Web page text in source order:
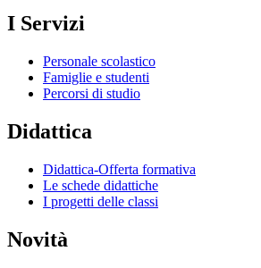
I Servizi
Personale scolastico
Famiglie e studenti
Percorsi di studio
Didattica
Didattica-Offerta formativa
Le schede didattiche
I progetti delle classi
Novità